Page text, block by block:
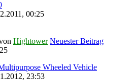
00:25
Hightower Neuester Beitrag
Wheeled Vehicle
23:53